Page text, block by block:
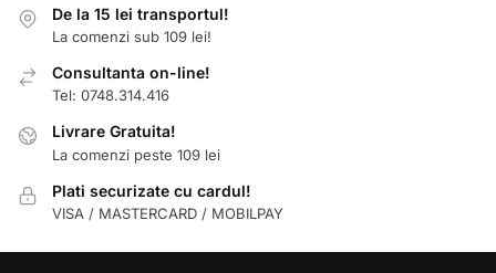
De la 15 lei transportul!
La comenzi sub 109 lei!
Consultanta on-line!
Tel: 0748.314.416
Livrare Gratuita!
La comenzi peste 109 lei
Plati securizate cu cardul!
VISA / MASTERCARD / MOBILPAY